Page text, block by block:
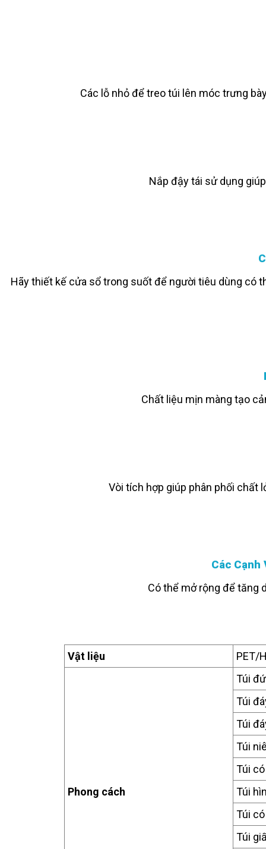
Các lỗ nhỏ để treo túi lên móc trưng
Nắp đậy tái sử dụng
Hãy thiết kế cửa sổ trong suốt để người tiêu dùng có
Chất liệu mịn màng tạo
Vòi tích hợp giúp phân phối chất
Các Cạnh
Có thể mở rộng để tăng
Vật liệu PET/
Phong cách
Túi
Túi
Túi
Túi
Túi
Túi
Túi
Túi